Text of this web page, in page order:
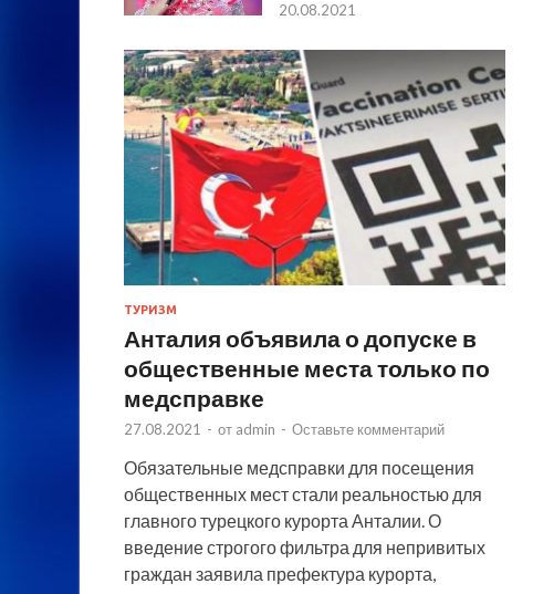
20.08.2021
ТУРИЗМ
Анталия объявила о допуске в
общественные места только по
медсправке
27.08.2021 - от admin - Оставьте комментарий
Обязательные медсправки для посещения
общественных мест стали реальностью для
главного турецкого курорта Анталии. О
введение строгого фильтра для непривитых
граждан заявила префектура курорта,